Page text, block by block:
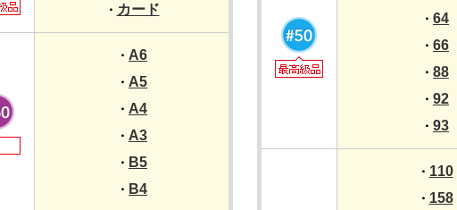
・ カード
・ A6
・ A5
・ A4
・ A3
・ B5
・ B4
・ 64
・ 66
・ 88
・ 92
・ 93
・ 110
・ 158